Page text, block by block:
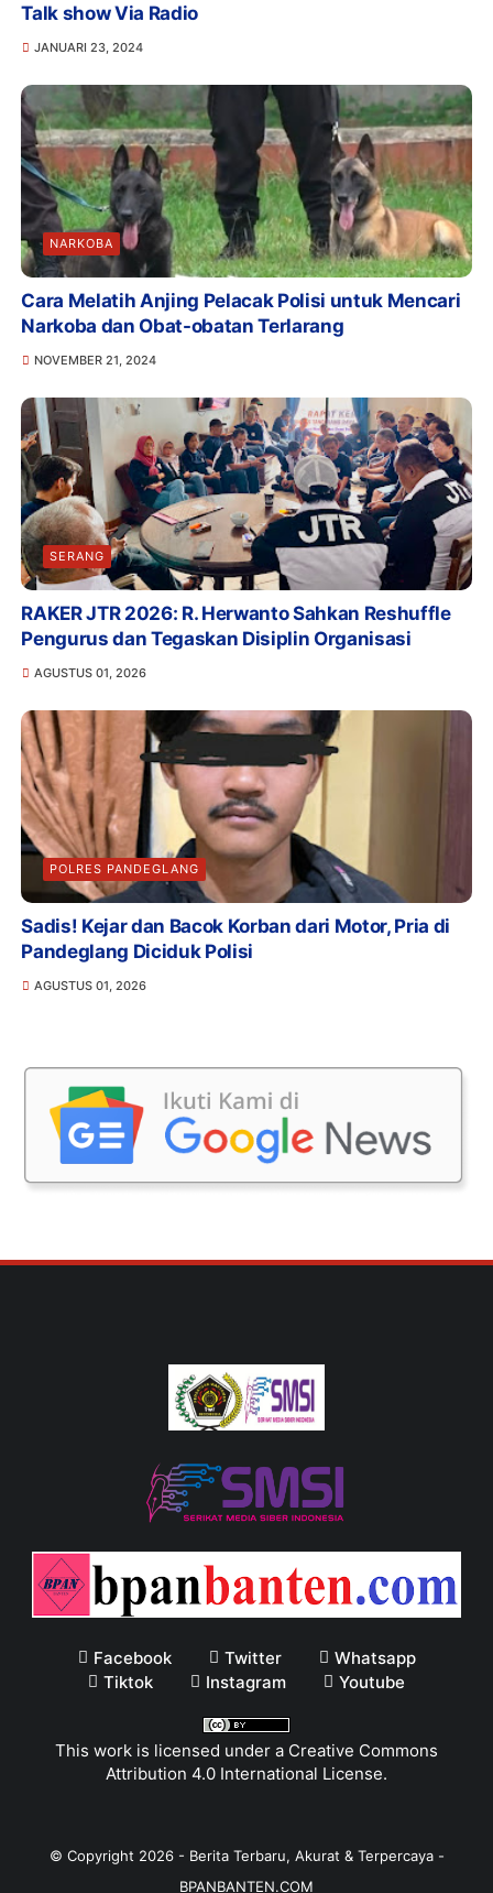
Talk show Via Radio
JANUARI 23, 2024
NARKOBA
Cara Melatih Anjing Pelacak Polisi untuk Mencari
Narkoba dan Obat-obatan Terlarang
NOVEMBER 21, 2024
SERANG
RAKER JTR 2026: R. Herwanto Sahkan Reshuffle
Pengurus dan Tegaskan Disiplin Organisasi
AGUSTUS 01, 2026
POLRES PANDEGLANG
Sadis! Kejar dan Bacok Korban dari Motor, Pria di
Pandeglang Diciduk Polisi
AGUSTUS 01, 2026
Facebook Twitter
Whatsapp
Tiktok
Instagram Youtube
This work is licensed under a Creative Commons
Attribution 4.0 International License.
© Copyright 2026- Berita Terbaru, Akurat & Terpercaya -
BPANBANTEN.COM